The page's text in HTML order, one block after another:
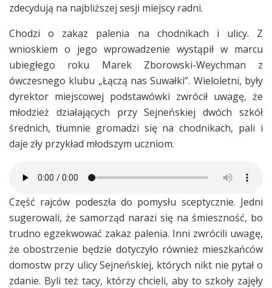
zdecydują na najbliższej sesji miejscy radni.
Chodzi o zakaz palenia na chodnikach i ulicy. Z
wnioskiem o jego wprowadzenie wystąpił w marcu
ubiegłego roku Marek Zborowski-Weychman z
ówczesnego klubu „Łączą nas Suwałki”. Wieloletni, były
dyrektor miejscowej podstawówki zwrócił uwagę, że
młodzież działających przy Sejneńskiej dwóch szkół
średnich, tłumnie gromadzi się na chodnikach, pali i
daje zły przykład młodszym uczniom.
Część rajców podeszła do pomysłu sceptycznie. Jedni
sugerowali, że samorząd narazi się na śmieszność, bo
trudno egzekwować zakaz palenia. Inni zwrócili uwagę,
że obostrzenie będzie dotyczyło również mieszkańców
domostw przy ulicy Sejneńskiej, których nikt nie pytał o
zdanie. Byli też tacy, którzy chcieli, aby to szkoły zajęły